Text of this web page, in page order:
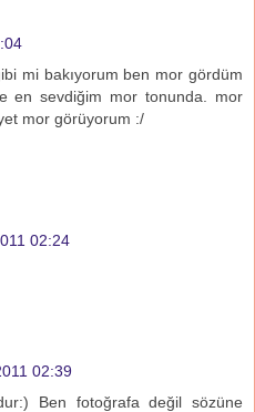
mi bakıyorum ben mor gördüm
en sevdiğim mor tonunda. mor
mor görüyorum :/
02:24
02:39
Ben fotoğrafa değil sözüne